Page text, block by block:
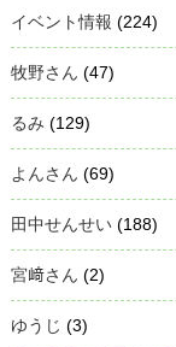
イベント情報 (224)
牧野さん (47)
るみ (129)
よんさん (69)
田中せんせい (188)
宮﨑さん (2)
ゆうじ (3)